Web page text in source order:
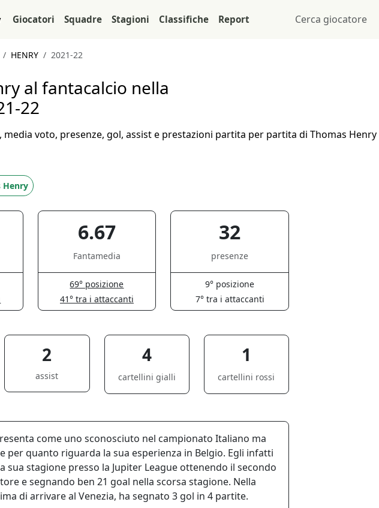
Giocatori Squadre Stagioni Classifiche Report
HENRY 2021-22
al fantacalcio nella
22
voto, presenze, gol, assist e prestazioni partita per partita di Thomas Henry
Henry
6.67
Fantamedia
69° posizione
41° tra i attaccanti
32
presenze
9° posizione
7° tra i attaccanti
2
assist
4
cartellini gialli
1
cartellini rossi
come uno sconosciuto nel campionato Italiano ma
per quanto riguarda la sua esperienza in Belgio. Egli infatti
sua stagione presso la Jupiter League ottenendo il secondo
e segnando ben 21 goal nella scorsa stagione. Nella
di arrivare al Venezia, ha segnato 3 gol in 4 partite.